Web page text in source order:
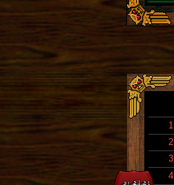
1.
2.
3.
4.